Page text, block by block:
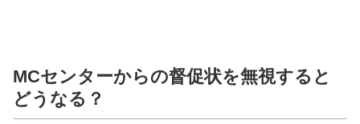
MCセンターからの督促状を無視すると
どうなる？